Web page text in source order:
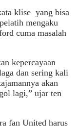
klise yang bisa
mengaku
cuma masalah
kepercayaan
dan sering kali
akan
lagi,” ujar ten
fan United harus